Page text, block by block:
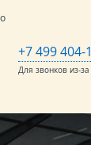
+7 499 404-
Для звонков из-